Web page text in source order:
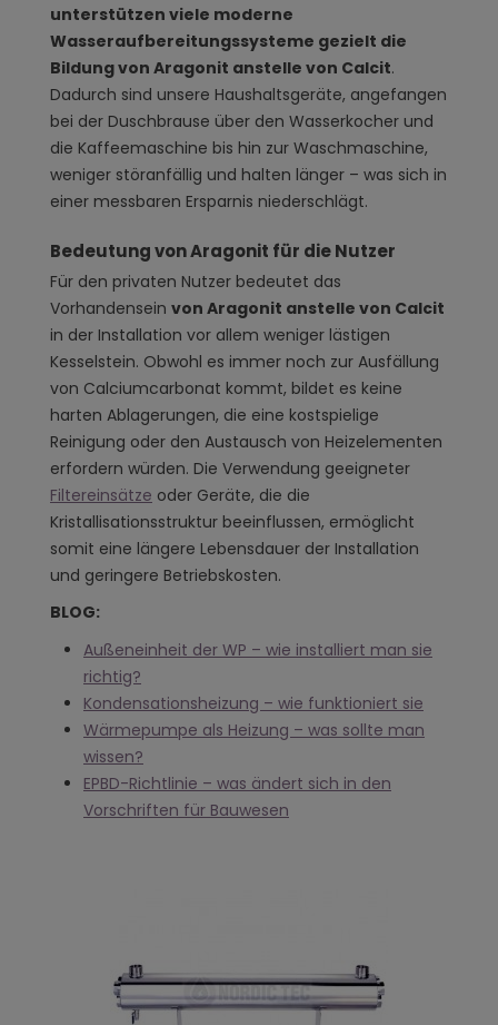
unterstützen viele moderne
Wasseraufbereitungssysteme gezielt die
Bildung von Aragonit anstelle von Calcit.
Dadurch sind unsere Haushaltsgeräte, angefangen
bei der Duschbrause über den Wasserkocher und
die Kaffeemaschine bis hin zur Waschmaschine,
weniger störanfällig und halten länger – was sich in
einer messbaren Ersparnis niederschlägt.
Bedeutung von Aragonit für die Nutzer
Für den privaten Nutzer bedeutet das
Vorhandensein von Aragonit anstelle von Calcit
in der Installation vor allem weniger lästigen
Kesselstein. Obwohl es immer noch zur Ausfällung
von Calciumcarbonat kommt, bildet es keine
harten Ablagerungen, die eine kostspielige
Reinigung oder den Austausch von Heizelementen
erfordern würden. Die Verwendung geeigneter
Filtereinsätze oder Geräte, die die
Kristallisationsstruktur beeinflussen, ermöglicht
somit eine längere Lebensdauer der Installation
und geringere Betriebskosten.
BLOG:
Außeneinheit der WP – wie installiert man sie
richtig?
Kondensationsheizung – wie funktioniert sie
Wärmepumpe als Heizung – was sollte man
wissen?
EPBD-Richtlinie – was ändert sich in den
Vorschriften für Bauwesen